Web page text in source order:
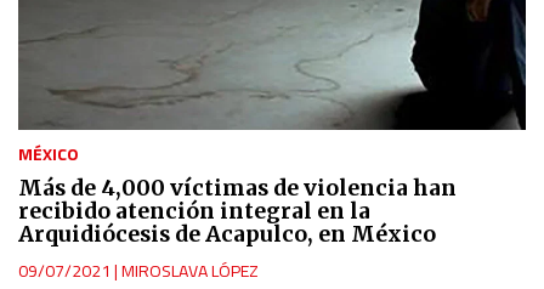
MÉXICO
Más de 4,000 víctimas de violencia han
recibido atención integral en la
Arquidiócesis de Acapulco, en México
09/07/2021 |MIROSLAVA LÓPEZ